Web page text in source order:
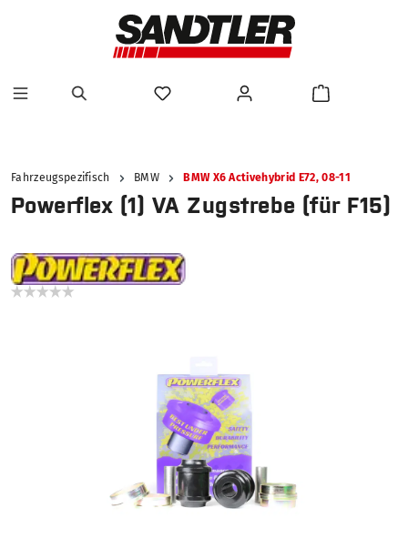
Fahrzeugspezifisch BMW BMW X6 Activehybrid E72, 08-11
Powerflex (1) VA Zugstrebe (für F15)